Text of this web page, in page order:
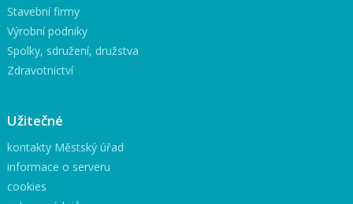
Stavební firmy
Výrobní podniky
Spolky, sdružení, družstva
Zdravotnictví
Užitečné
kontakty Městský úřad
informace o serveru
cookies